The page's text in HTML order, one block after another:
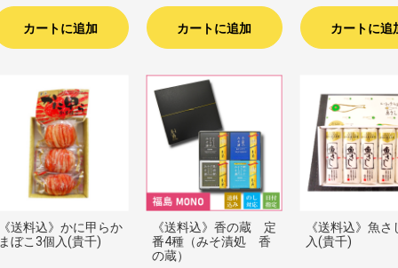
カートに追加 カートに追加 カートに追
送料込》かに甲らか
ぼこ3個入(貴千)
《送料込》香の蔵 定
番4種（みそ漬処 香
の蔵）
《送料込》魚さ
入(貴千)